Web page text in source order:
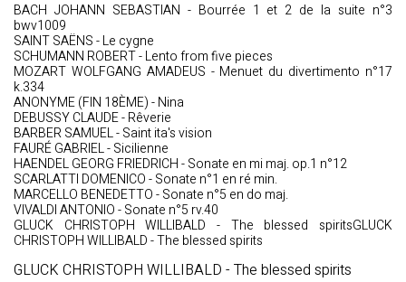
BACH JOHANN SEBASTIAN - Bourrée 1 et 2 de la suite n°3
bwv1009
SAINT SAËNS - Le cygne
SCHUMANN ROBERT - Lento from five pieces
MOZART WOLFGANG AMADEUS - Menuet du divertimento n°17
k.334
ANONYME (FIN 18ÈME) - Nina
DEBUSSY CLAUDE - Rêverie
BARBER SAMUEL - Saint ita's vision
FAURÉ GABRIEL - Sicilienne
HAENDEL GEORG FRIEDRICH - Sonate en mi maj. op.1 n°12
SCARLATTI DOMENICO - Sonate n°1 en ré min.
MARCELLO BENEDETTO - Sonate n°5 en do maj.
VIVALDI ANTONIO - Sonate n°5 rv.40
GLUCK CHRISTOPH WILLIBALD - The blessed spiritsGLUCK
CHRISTOPH WILLIBALD - The blessed spirits
GLUCK CHRISTOPH WILLIBALD - The blessed spirits